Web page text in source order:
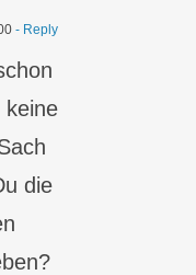
- Reply
keine
die